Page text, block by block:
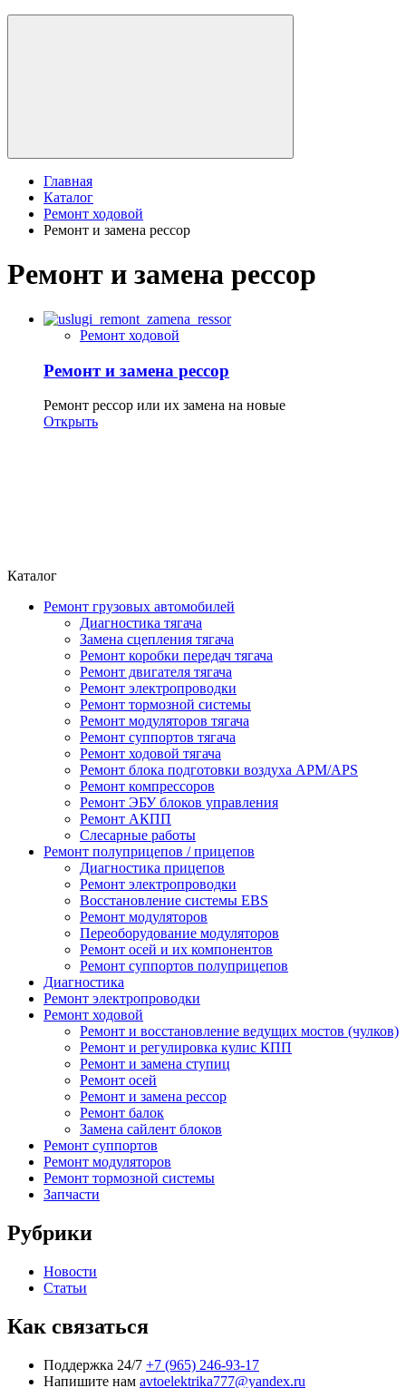
Главная
Каталог
Ремонт ходовой
Ремонт и замена рессор
Ремонт и замена рессор
Ремонт ходовой
Ремонт и замена рессор
Ремонт рессор или их замена на новые
Открыть
Каталог
Ремонт грузовых автомобилей
Диагностика тягача
Замена сцепления тягача
Ремонт коробки передач тягача
Ремонт двигателя тягача
Ремонт электропроводки
Ремонт тормозной системы
Ремонт модуляторов тягача
Ремонт суппортов тягача
Ремонт ходовой тягача
Ремонт блока подготовки воздуха APM/APS
Ремонт компрессоров
Ремонт ЭБУ блоков управления
Ремонт АКПП
Слесарные работы
Ремонт полуприцепов / прицепов
Диагностика прицепов
Ремонт электропроводки
Восстановление системы EBS
Ремонт модуляторов
Переоборудование модуляторов
Ремонт осей и их компонентов
Ремонт суппортов полуприцепов
Диагностика
Ремонт электропроводки
Ремонт ходовой
Ремонт и восстановление ведущих мостов (чулков)
Ремонт и регулировка кулис КПП
Ремонт и замена ступиц
Ремонт осей
Ремонт и замена рессор
Ремонт балок
Замена сайлент блоков
Ремонт суппортов
Ремонт модуляторов
Ремонт тормозной системы
Запчасти
Рубрики
Новости
Статьи
Как связаться
Поддержка 24/7 +7 (965) 246-93-17
Напишите нам avtoelektrika777@yandex.ru